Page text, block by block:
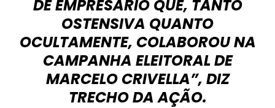
DE EMPRESÁRIO QUE, TANTO
OSTENSIVA QUANTO
OCULTAMENTE, COLABOROU NA
CAMPANHA ELEITORAL DE
MARCELO CRIVELLA”, DIZ
TRECHO DA AÇÃO.